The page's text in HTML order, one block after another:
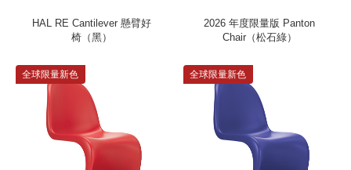
HAL RE Cantilever 懸臂好
椅（黑）
2026 年度限量版 Panton
Chair（松石綠）
全球限量新色 全球限量新色